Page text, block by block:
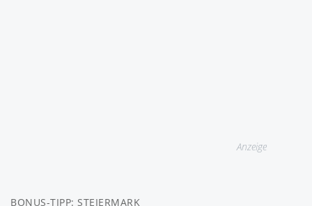
Anzeige
BONUS-TIPP: STEIERMARK